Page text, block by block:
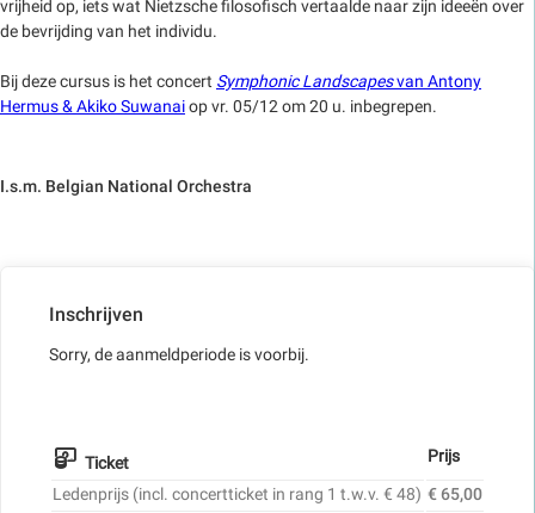
vrijheid op, iets wat Nietzsche filosofisch vertaalde naar zijn ideeën over
de bevrijding van het individu.
Bij deze cursus is het concert Symphonic Landscapesvan Antony
Hermus & Akiko Suwanaiop vr. 05/12 om 20 u. inbegrepen.
I.s.m. Belgian National Orchestra
Inschrijven
Sorry, de aanmeldperiode is voorbij.
Ticket
Prijs
Ledenprijs (incl. concertticket in rang 1 t.w.v. € 48) € 65,00